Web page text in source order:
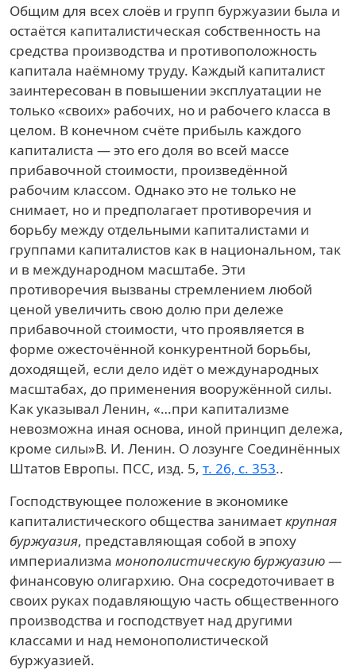
Общим для всех слоёв и групп буржуазии была и
остаётся капиталистическая собственность на
средства производства и противоположность
капитала наёмному труду. Каждый капиталист
заинтересован в повышении эксплуатации не
только «своих» рабочих, но и рабочего класса в
целом. В конечном счёте прибыль каждого
капиталиста — это его доля во всей массе
прибавочной стоимости, произведённой
рабочим классом. Однако это не только не
снимает, но и предполагает противоречия и
борьбу между отдельными капиталистами и
группами капиталистов как в национальном, так
и в международном масштабе. Эти
противоречия вызваны стремлением любой
ценой увеличить свою долю при дележе
прибавочной стоимости, что проявляется в
форме ожесточённой конкурентной борьбы,
доходящей, если дело идёт о международных
масштабах, до применения вооружённой силы.
Как указывал Ленин, «…при капитализме
невозможна иная основа, иной принцип дележа,
кроме силы»В. И. Ленин. О лозунге Соединённых
Штатов Европы. ПСС, изд. 5, т. 26, с. 353..
Господствующее положение в экономике
капиталистического общества занимаеткрупная
буржуазия, представляющая собой в эпоху
империализма монополистическую буржуазию—
финансовую олигархию. Она сосредоточивает в
своих руках подавляющую часть общественного
производства и господствует над другими
классами и над немонополистической
буржуазией.